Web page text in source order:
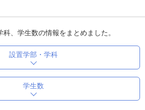
、学生数の情報をまとめました。
設置学部・学科
学生数